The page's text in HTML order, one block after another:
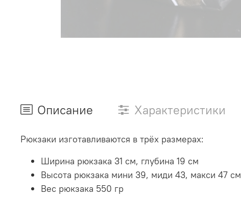
Описание Характеристики
Рюкзаки изготавливаются в трёх размерах:
Ширина рюкзака 31 см, глубина 19 см
Высота рюкзака мини 39, миди 43, макси 47 см
Вес рюкзака 550 гр